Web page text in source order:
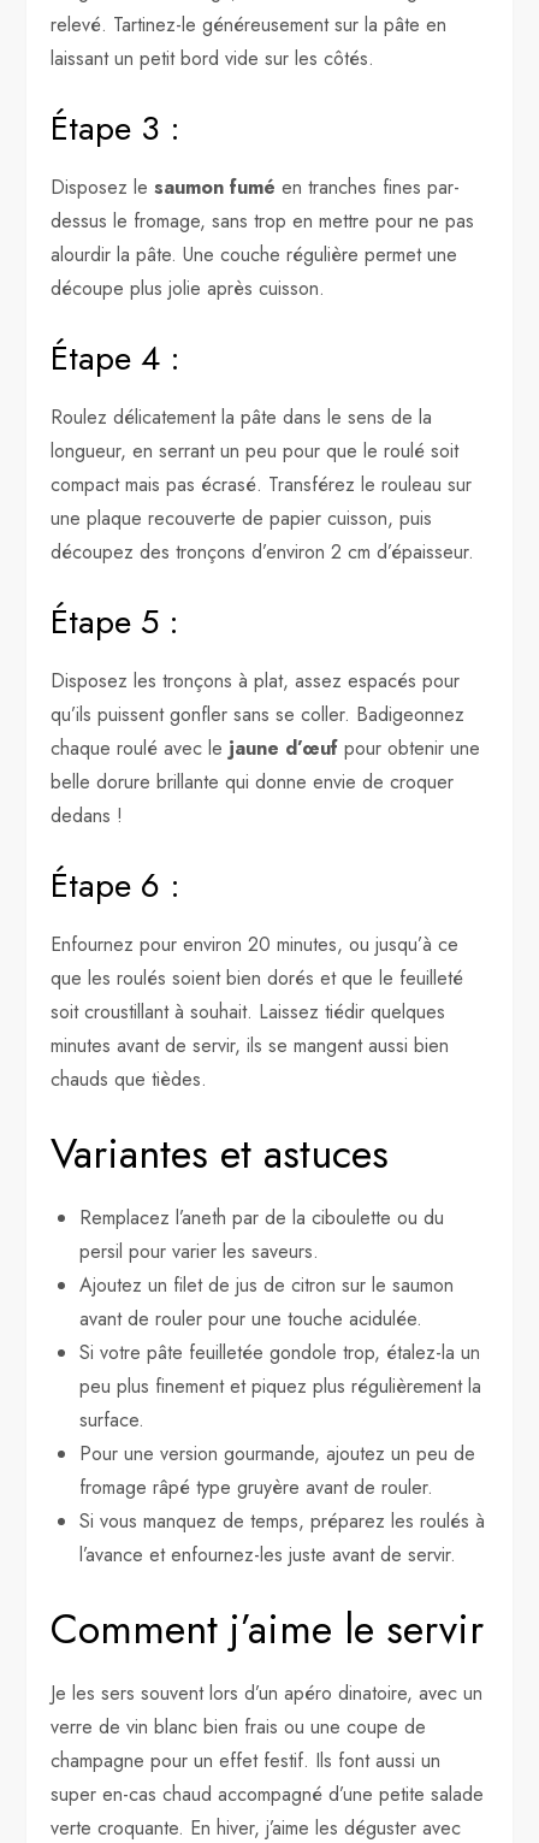
relevé. Tartinez-le généreusement sur la pâte en
laissant un petit bord vide sur les côtés.
Étape 3 :
Disposez lesaumon fumé en tranches fines par-
dessus le fromage, sans trop en mettre pour ne pas
alourdir la pâte. Une couche régulière permet une
découpe plus jolie après cuisson.
Étape 4 :
Roulez délicatement la pâte dans le sens de la
longueur, en serrant un peu pour que le roulé soit
compact mais pas écrasé. Transférez le rouleau sur
une plaque recouverte de papier cuisson, puis
découpez des tronçons d’environ 2 cm d’épaisseur.
Étape 5 :
Disposez les tronçons à plat, assez espacés pour
qu’ils puissent gonfler sans se coller. Badigeonnez
chaque roulé avec le jaune d’œuf pour obtenir une
belle dorure brillante qui donne envie de croquer
dedans !
Étape 6 :
Enfournez pour environ 20 minutes, ou jusqu’à ce
que les roulés soient bien dorés et que le feuilleté
soit croustillant à souhait. Laissez tiédir quelques
minutes avant de servir, ils se mangent aussi bien
chauds que tièdes.
Variantes et astuces
Remplacez l’aneth par de la ciboulette ou du
persil pour varier les saveurs.
Ajoutez un filet de jus de citron sur le saumon
avant de rouler pour une touche acidulée.
Si votre pâte feuilletée gondole trop, étalez-la un
peu plus finement et piquez plus régulièrement la
surface.
Pour une version gourmande, ajoutez un peu de
fromage râpé type gruyère avant de rouler.
Si vous manquez de temps, préparez les roulés à
l’avance et enfournez-les juste avant de servir.
Comment j’aime le servir
Je les sers souvent lors d’un apéro dinatoire, avec un
verre de vin blanc bien frais ou une coupe de
champagne pour un effet festif. Ils font aussi un
super en-cas chaud accompagné d’une petite salade
verte croquante. En hiver, j’aime les déguster avec